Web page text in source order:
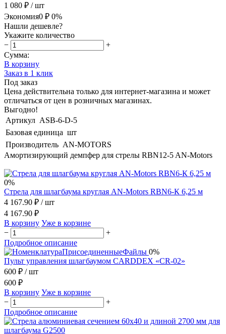
1 080 ₽ / шт
Экономия0 ₽ 0%
Нашли дешевле?
Укажите количество
−
+
Сумма:
В корзину
Заказ в 1 клик
Под заказ
Цена действительна только для интернет-магазина и может
отличаться от цен в розничных магазинах.
Выгодно!
Артикул ASB-6-D-5
Базовая единица шт
Производитель AN-MOTORS
Амортизирующий демпфер для стрелы RBN12-5 AN-Motors
0%
Стрела для шлагбаума круглая AN-Motors RBN6-К 6,25 м
4 167.90 ₽ / шт
4 167.90 ₽
В корзину Уже в корзине
−
+
Подробное описание
0%
Пульт управления шлагбаумом CARDDEX «CR-02»
600 ₽ / шт
600 ₽
В корзину Уже в корзине
−
+
Подробное описание